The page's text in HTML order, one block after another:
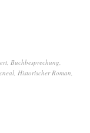
Buchbesprechung
Historischer Roman